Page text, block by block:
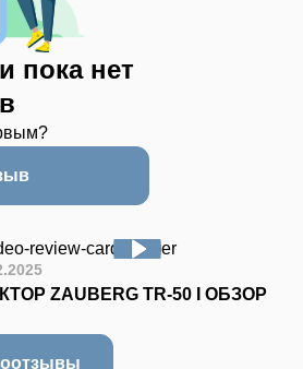
пока нет
ZAUBERG TR-50 I ОБЗОР